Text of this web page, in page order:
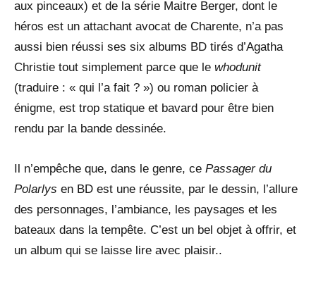
aux pinceaux) et de la série Maitre Berger, dont le
héros est un attachant avocat de Charente, n’a pas
aussi bien réussi ses six albums BD tirés d’Agatha
Christie tout simplement parce que le whodunit
(traduire : « qui l’a fait ? ») ou roman policier à
énigme, est trop statique et bavard pour être bien
rendu par la bande dessinée.
Il n’empêche que, dans le genre, ce Passager du
Polarlys en BD est une réussite, par le dessin, l’allure
des personnages, l’ambiance, les paysages et les
bateaux dans la tempête. C’est un bel objet à offrir, et
un album qui se laisse lire avec plaisir..